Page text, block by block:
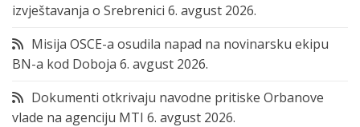
izvještavanja o Srebrenici 6. avgust 2026.
Misija OSCE-a osudila napad na novinarsku ekipu
BN-a kod Doboja 6. avgust 2026.
Dokumenti otkrivaju navodne pritiske Orbanove
vlade na agenciju MTI 6. avgust 2026.